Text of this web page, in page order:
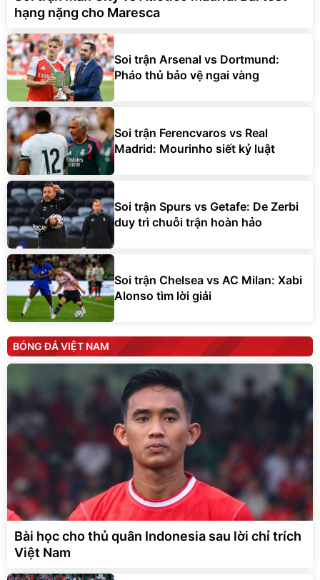
hạng nặng cho Maresca
Soi trận Arsenal vs Dortmund:
Pháo thủ bảo vệ ngai vàng
Soi trận Ferencvaros vs Real
Madrid: Mourinho siết kỷ luật
Soi trận Spurs vs Getafe: De Zerbi
duy trì chuỗi trận hoàn hảo
Soi trận Chelsea vs AC Milan: Xabi
Alonso tìm lời giải
BÓNG ĐÁ VIỆT NAM
Bài học cho thủ quân Indonesia sau lời chỉ trích
Việt Nam